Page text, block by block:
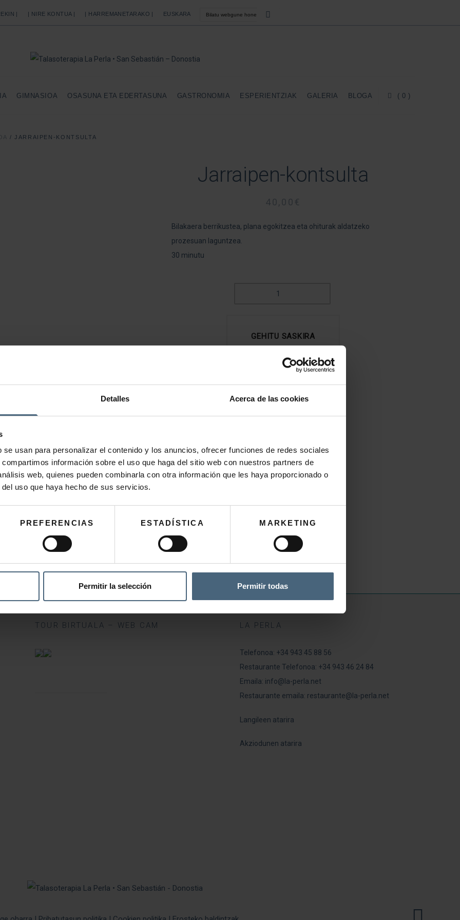
Detalles Acerca de las cookies
usan para personalizar el contenido y los anuncios, ofrecer funciones de redes sociales
información sobre el uso que haga del sitio web con nuestros partners de
web, quienes pueden combinarla con otra información que les haya proporcionado o
uso que haya hecho de sus servicios.
PREFERENCIAS ESTADÍSTICA MARKETING
Permitir la selección Permitir todas
| | NIRE KONTUA | | HARREMANETARAKO | EUSKARA
GIMNASIOA OSASUNA ETA EDERTASUNA GASTRONOMIA ESPERIENTZIAK GALERIA BLOGA ( 0 )
/ JARRAIPEN-KONTSULTA
Jarraipen-kontsulta
40,00 €
Bilakaera berrikustea, plana egokitzea eta ohiturak aldatzeko
prozesuan laguntzea.
30 minutu
GEHITU SASKIRA
KATEGORIA: DIETETIKA ETA NUTRIZIOA
€– 78,00€
HAUTATU AUKERAK
The
options
may
HILABETEKO GYM BAZKIDEA
GEHITU SASKIRA
TOUR BIRTUALA – WEB CAM LA PERLA
Telefonoa: +34 943 45 88 56
Restaurante Telefonoa: +34 943 46 24 84
Emaila: info@la-perla.net
Restaurante emaila: restaurante@la-perla.net
Langileen atarira
Akziodunen atarira